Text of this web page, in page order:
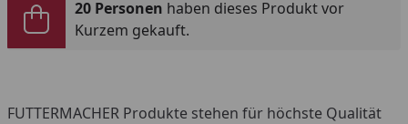
20 Personen haben dieses Produkt vor
Kurzem gekauft.
FUTTERMACHER Produkte stehen für höchste Qualität